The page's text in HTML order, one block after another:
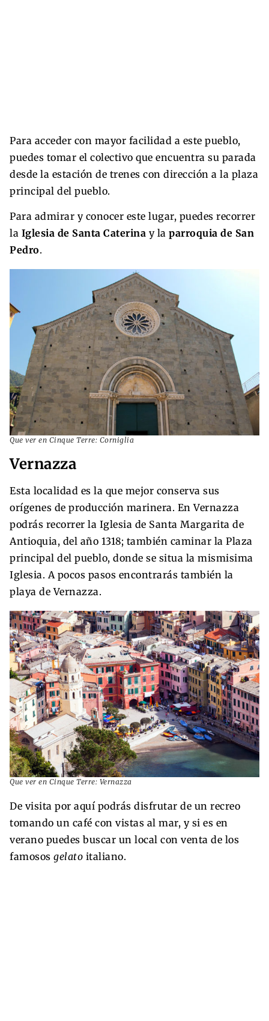
Para acceder con mayor facilidad a este pueblo,
puedes tomar el colectivo que encuentra su parada
desde la estación de trenes con dirección a la plaza
principal del pueblo.
Para admirar y conocer este lugar, puedes recorrer
la Iglesia de Santa Caterina y la parroquia de San
Pedro.
Que ver en Cinque Terre: Corniglia
Vernazza
Esta localidad es la que mejor conserva sus
orígenes de producción marinera. En Vernazza
podrás recorrer la Iglesia de Santa Margarita de
Antioquia, del año 1318; también caminar la Plaza
principal del pueblo, donde se situa la mismisima
Iglesia. A pocos pasos encontrarás también la
playa de Vernazza.
Que ver en Cinque Terre: Vernazza
De visita por aquí podrás disfrutar de un recreo
tomando un café con vistas al mar, y si es en
verano puedes buscar un local con venta de los
famosos gelato italiano.